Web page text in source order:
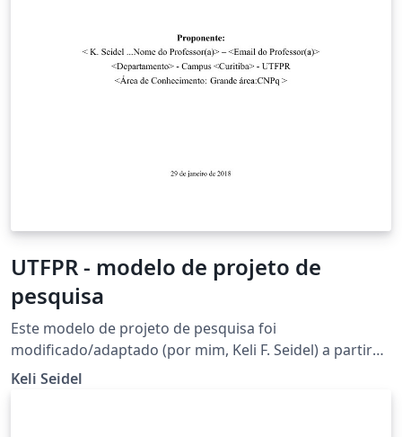
UTFPR - modelo de projeto de
pesquisa
Este modelo de projeto de pesquisa foi
modificado/adaptado (por mim, Keli F. Seidel) a partir
de um modelo pré-existente "Template Projeto de
Keli Seidel